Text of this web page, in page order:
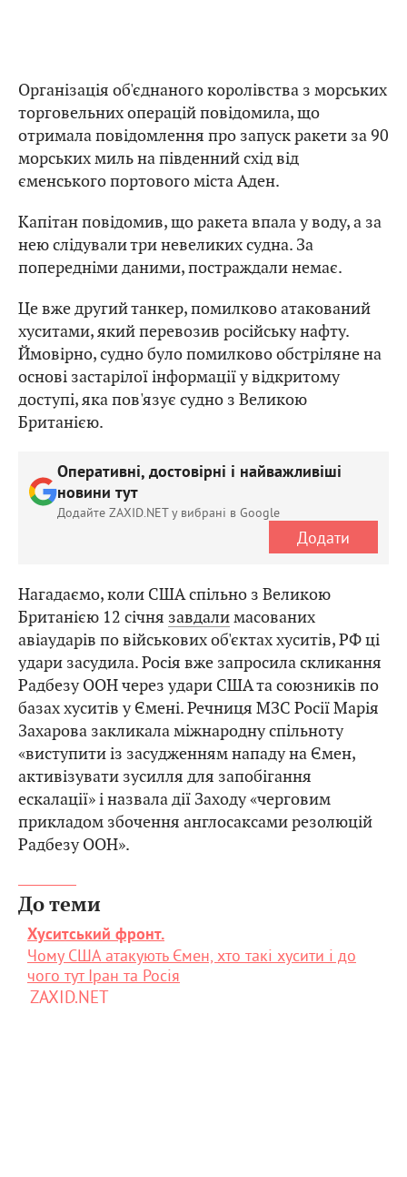
Організація об'єднаного королівства з морських
торговельних операцій повідомила, що
отримала повідомлення про запуск ракети за 90
морських миль на південний схід від
єменського портового міста Аден.
Капітан повідомив, що ракета впала у воду, а за
нею слідували три невеликих судна. За
попередніми даними, постраждали немає.
Це вже другий танкер, помилково атакований
хуситами, який перевозив російську нафту.
Ймовірно, судно було помилково обстріляне на
основі застарілої інформації у відкритому
доступі, яка пов'язує судно з Великою
Британією.
Оперативні, достовірні і найважливіші
новини тут
Додайте ZAXID.NET у вибрані в Google
Додати
Нагадаємо, коли США спільно з Великою
Британією 12 січня завдалимасованих
авіаударів по військових об'єктах хуситів, РФ ці
удари засудила. Росія вже запросила скликання
Радбезу ООН через удари США та союзників по
базах хуситів у Ємені. Речниця МЗС Росії Марія
Захарова закликала міжнародну спільноту
«виступити із засудженням нападу на Ємен,
активізувати зусилля для запобігання
ескалації» і назвала дії Заходу «черговим
прикладом збочення англосаксами резолюцій
Радбезу ООН».
До теми
Хуситський фронт.
Чому США атакують Ємен, хто такі хусити і до
чого тут Іран та Росія
ZAXID.NET